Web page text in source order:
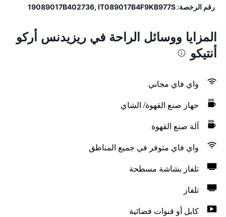
رقم الرخصة: 19089017B402736, IT089017B4F9KB977S
المزايا ووسائل الراحة في ريزيدنس أركو
أنتيكو
واي فاي مجاني
جهاز صنع القهوة/ الشاي
آلة صنع القهوة
واي فاي متوفر في جميع المناطق
تلفاز بشاشة مسطحة
تلفاز
كابل أو قنوات فضائية